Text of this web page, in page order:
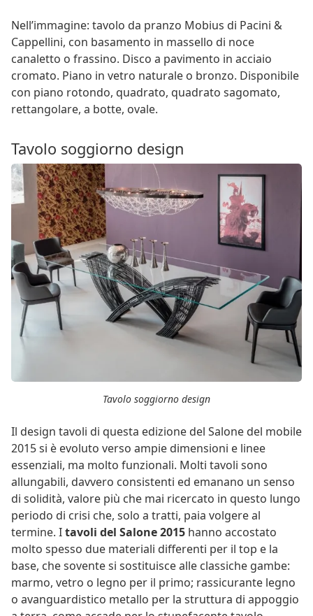
Nell’immagine: tavolo da pranzo Mobius di Pacini &
Cappellini, con basamento in massello di noce
canaletto o frassino. Disco a pavimento in acciaio
cromato. Piano in vetro naturale o bronzo. Disponibile
con piano rotondo, quadrato, quadrato sagomato,
rettangolare, a botte, ovale.
Tavolo soggiorno design
Tavolo soggiorno design
Il design tavoli di questa edizione del Salone del mobile
2015 si è evoluto verso ampie dimensioni e linee
essenziali, ma molto funzionali. Molti tavoli sono
allungabili, davvero consistenti ed emanano un senso
di solidità, valore più che mai ricercato in questo lungo
periodo di crisi che, solo a tratti, paia volgere al
termine. Itavoli del Salone 2015 hanno accostato
molto spesso due materiali differenti per il top e la
base, che sovente si sostituisce alle classiche gambe:
marmo, vetro o legno per il primo; rassicurante legno
o avanguardistico metallo per la struttura di appoggio